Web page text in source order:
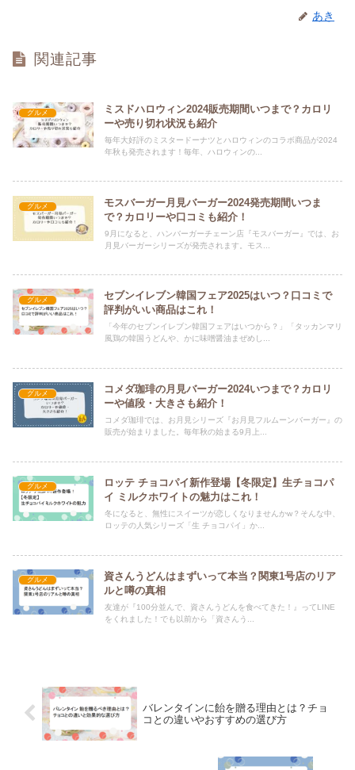
あき
関連記事
グルメ
ミスドハロウィン2024販売期間いつまで？カロリ
ーや売り切れ状況も紹介
毎年大好評のミスタードーナツとハロウィンのコラボ商品が2024
年秋も発売されます！毎年、ハロウィンの...
グルメ
モスバーガー月見バーガー2024発売期間いつま
で？カロリーや口コミも紹介！
9月になると、ハンバーガーチェーン店『モスバーガー』では、お
月見バーガーシリーズが発売されます。モス...
グルメ
セブンイレブン韓国フェア2025はいつ？口コミで
評判がいい商品はこれ！
「今年のセブンイレブン韓国フェアはいつから？」「タッカンマリ
風鶏の韓国うどんや、かに味噌醤油まぜめし...
グルメ
コメダ珈琲の月見バーガー2024いつまで？カロリ
ーや値段・大きさも紹介！
コメダ珈琲では、お月見シリーズ『お月見フルムーンバーガー』の
販売が始まりました。毎年秋の始まる9月上...
グルメ
ロッテ チョコパイ新作登場【冬限定】生チョコパ
イ ミルクホワイトの魅力はこれ！
冬になると、無性にスイーツが恋しくなりませんかw？そんな中、
ロッテの人気シリーズ「生 チョコパイ」か...
グルメ
資さんうどんはまずいって本当？関東1号店のリア
ルと噂の真相
友達が『100分並んで、資さんうどんを食べてきた！』ってLINE
をくれました！でも以前から「資さんう...
バレンタインに飴を贈る理由とは？チョ
コとの違いやおすすめの選び方